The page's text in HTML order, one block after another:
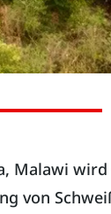
Malawi wird
von